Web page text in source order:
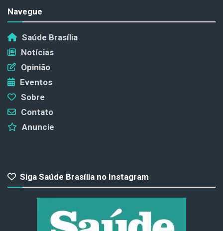
Navegue
Saúde Brasília
Notícias
Opinião
Eventos
Sobre
Contato
Anuncie
Siga Saúde Brasília no Instagram